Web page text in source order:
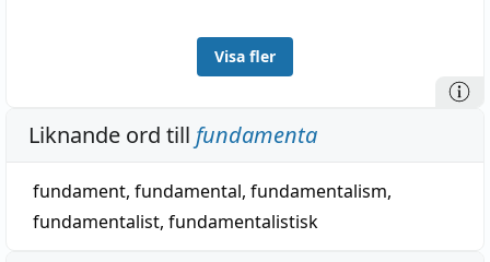
Visa fler
Liknande ord till fundamenta
fundament, fundamental, fundamentalism,
fundamentalist, fundamentalistisk